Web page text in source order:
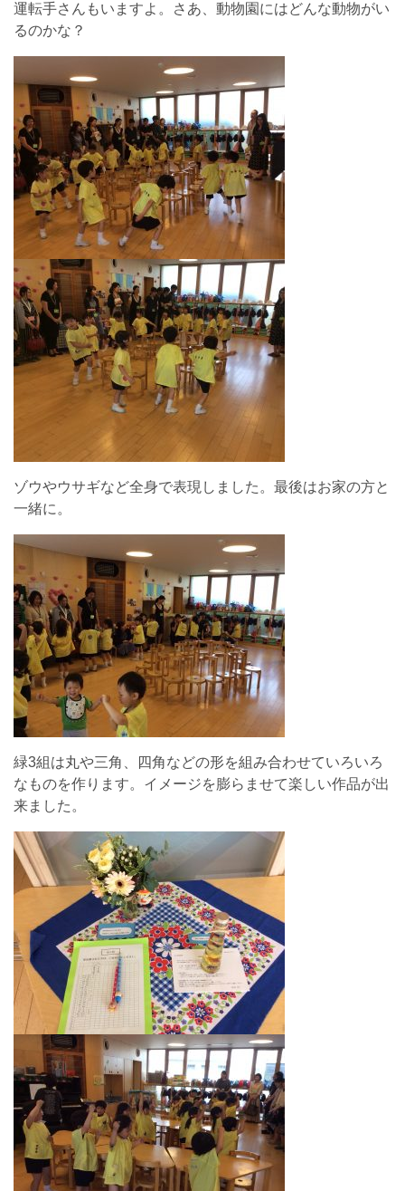
運転手さんもいますよ。さあ、動物園にはどんな動物がい
るのかな？
ゾウやウサギなど全身で表現しました。最後はお家の方と
一緒に。
緑3組は丸や三角、四角などの形を組み合わせていろいろ
なものを作ります。イメージを膨らませて楽しい作品が出
来ました。